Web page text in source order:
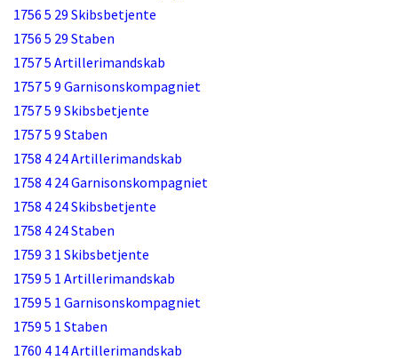
1756 5 29 Skibsbetjente
1756 5 29 Staben
1757 5 Artillerimandskab
1757 5 9 Garnisonskompagniet
1757 5 9 Skibsbetjente
1757 5 9 Staben
1758 4 24 Artillerimandskab
1758 4 24 Garnisonskompagniet
1758 4 24 Skibsbetjente
1758 4 24 Staben
1759 3 1 Skibsbetjente
1759 5 1 Artillerimandskab
1759 5 1 Garnisonskompagniet
1759 5 1 Staben
1760 4 14 Artillerimandskab